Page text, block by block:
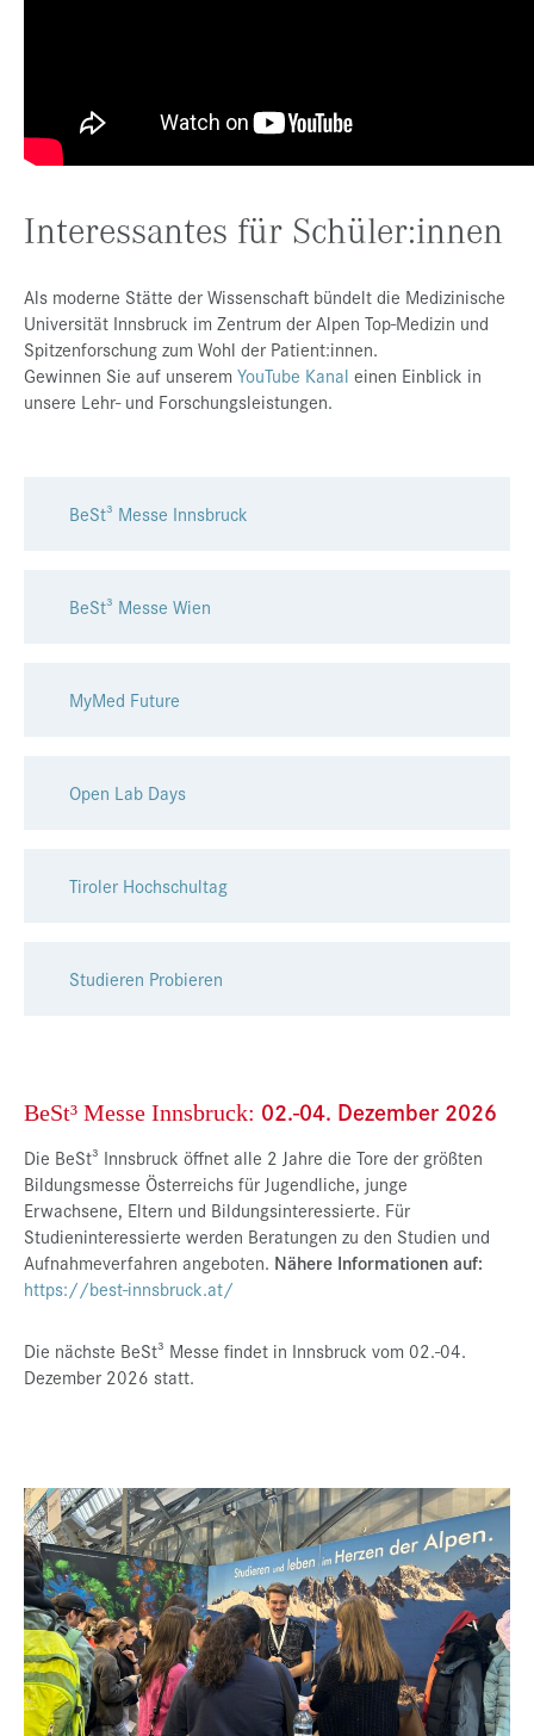
Kontakt
Datenschutz
Interessantes für Schüler:innen
Als moderne Stätte der Wissenschaft bündelt die Medizinische
Universität Innsbruck im Zentrum der Alpen Top-Medizin und
Spitzenforschung zum Wohl der Patient:innen.
Gewinnen Sie auf unserem YouTube Kanal einen Einblick in
unsere Lehr- und Forschungsleistungen.
BeSt³ Messe Innsbruck
BeSt³ Messe Wien
MyMed Future
Open Lab Days
Tiroler Hochschultag
Studieren Probieren
BeSt³ Messe Innsbruck: 02.-04. Dezember 2026
Die BeSt³ Innsbruck öffnet alle 2 Jahre die Tore der größten
Bildungsmesse Österreichs für Jugendliche, junge
Erwachsene, Eltern und Bildungsinteressierte. Für
Studieninteressierte werden Beratungen zu den Studien und
Aufnahmeverfahren angeboten. Nähere Informationen auf:
https://best-innsbruck.at/
Die nächste BeSt³ Messe findet in Innsbruck vom 02.-04.
Dezember 2026 statt.